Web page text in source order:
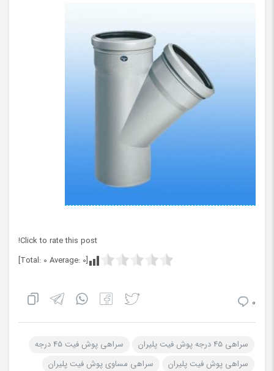
Click to rate this post!
[Total:
0 Average: 0
]
0
سراهی 45 درجه پوش فیت پلیران
سراهی پوش فیت 45 درجه
سراهی پوش فیت پلیران
سراهی مساوی پوش فیت پلیران